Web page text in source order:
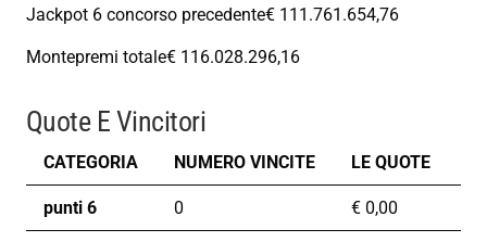
Jackpot 6 concorso precedente€ 111.761.654,76
Montepremi totale€ 116.028.296,16
Quote E Vincitori
CATEGORIA NUMERO VINCITE LE QUOTE
punti 6 0 € 0,00